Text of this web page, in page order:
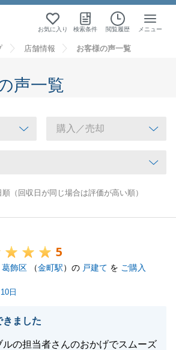
お気に入り 検索条件 閲覧履歴 メニュー
店舗情報 お客様の声一覧
声一覧
（回収日が同じ場合は評価が高い順）
5
葛飾区 （金町駅）の 戸建て を ご購入
日
きました
の担当者さんのおかげでスムーズ